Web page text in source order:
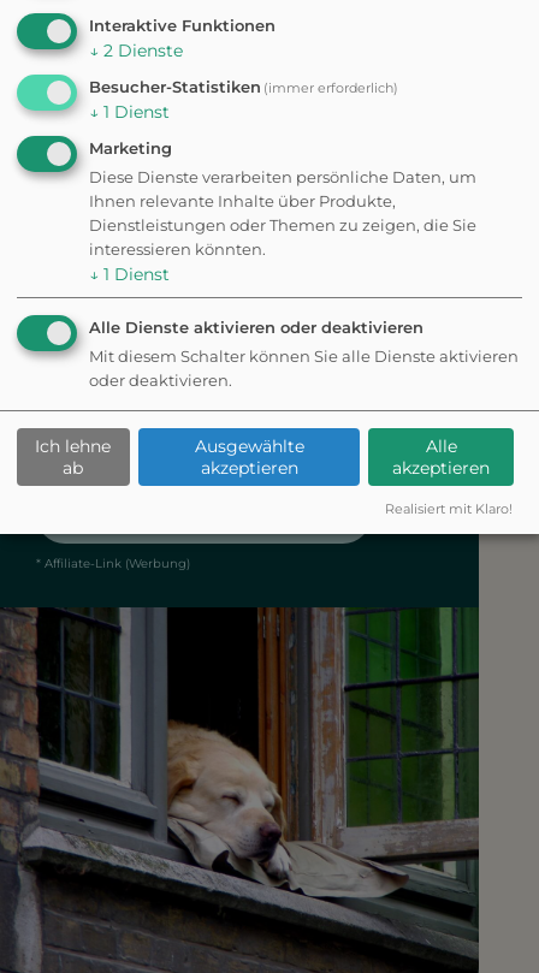
Hundefreundli
che
Ferienwohnun
gen in Köln
Die besten Ferienwohnungen für dich
und deinen Vierbeiner. Hier ist dein Hund
nicht nur erlaubt, sondern auch
willkommen.
* Affiliate-Link (Werbung)
Interaktive Funktionen
↓ 2 Dienste
Besucher-Statistiken (immer erforderlich)
↓ 1 Dienst
Marketing
Diese Dienste verarbeiten persönliche Daten, um
Ihnen relevante Inhalte über Produkte,
Dienstleistungen oder Themen zu zeigen, die Sie
interessieren könnten.
↓ 1 Dienst
Alle Dienste aktivieren oder deaktivieren
Mit diesem Schalter können Sie alle Dienste aktivieren
oder deaktivieren.
Ich lehne
ab
Ausgewählte
akzeptieren
Alle
akzeptieren
Realisiert mit Klaro!